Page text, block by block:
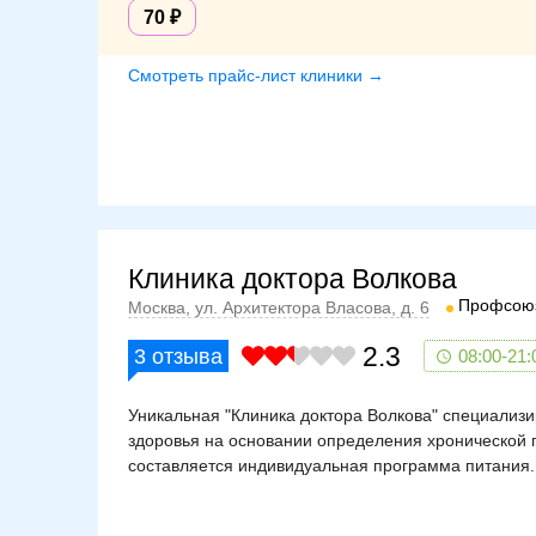
появления симптомов, определят дальнейшую
атопической формой дерматита. Диагноз
Трудности в лечении заключаются в отсутствии
года. Из медикаментозных средств назначаются
повышается риск развития отека Квинке,
70
Смотреть прайс-лист клиники →
Клиника доктора Волкова
Москва, ул. Архитектора Власова, д. 6
3 отзыва 2.3 08:00-
Уникальная "Клиника доктора Волкова"
здоровья на основании определения
составляется индивидуальная программа питания.